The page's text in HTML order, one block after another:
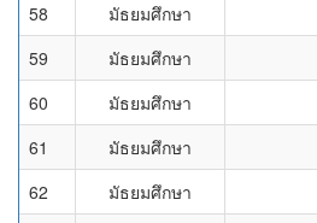
58
มัธยมศึกษา
59
มัธยมศึกษา
60
มัธยมศึกษา
61
มัธยมศึกษา
62
มัธยมศึกษา